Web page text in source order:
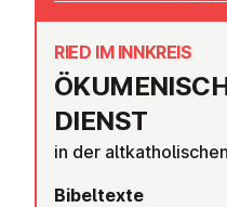
DIENST
RIED IM INNKREIS
in der
Bibeltexte